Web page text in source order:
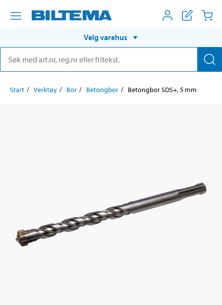
Velg varehus
Start Verktøy Bor Betongbor Betongbor SDS+, 5 mm